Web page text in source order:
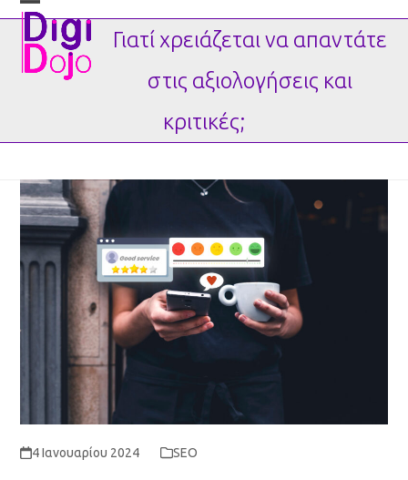
Skip
content
Open
mobile
menu
Close
mobile
menu
Γιατί χρειάζεται να απαντάτε
στις αξιολογήσεις και
κριτικές;
4 Ιανουαρίου 2024 SEO